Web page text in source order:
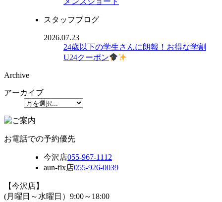
スタッフブログ
2026.07.23
24歳以下の学生さんに朗報！お得な学割
U24クーポン
Archive
アーカイブ
お電話での予約優先
今沢店055-967-1112
aun-fix店055-926-0039
【今沢店】
(月曜日～水曜日）9:00～18:00